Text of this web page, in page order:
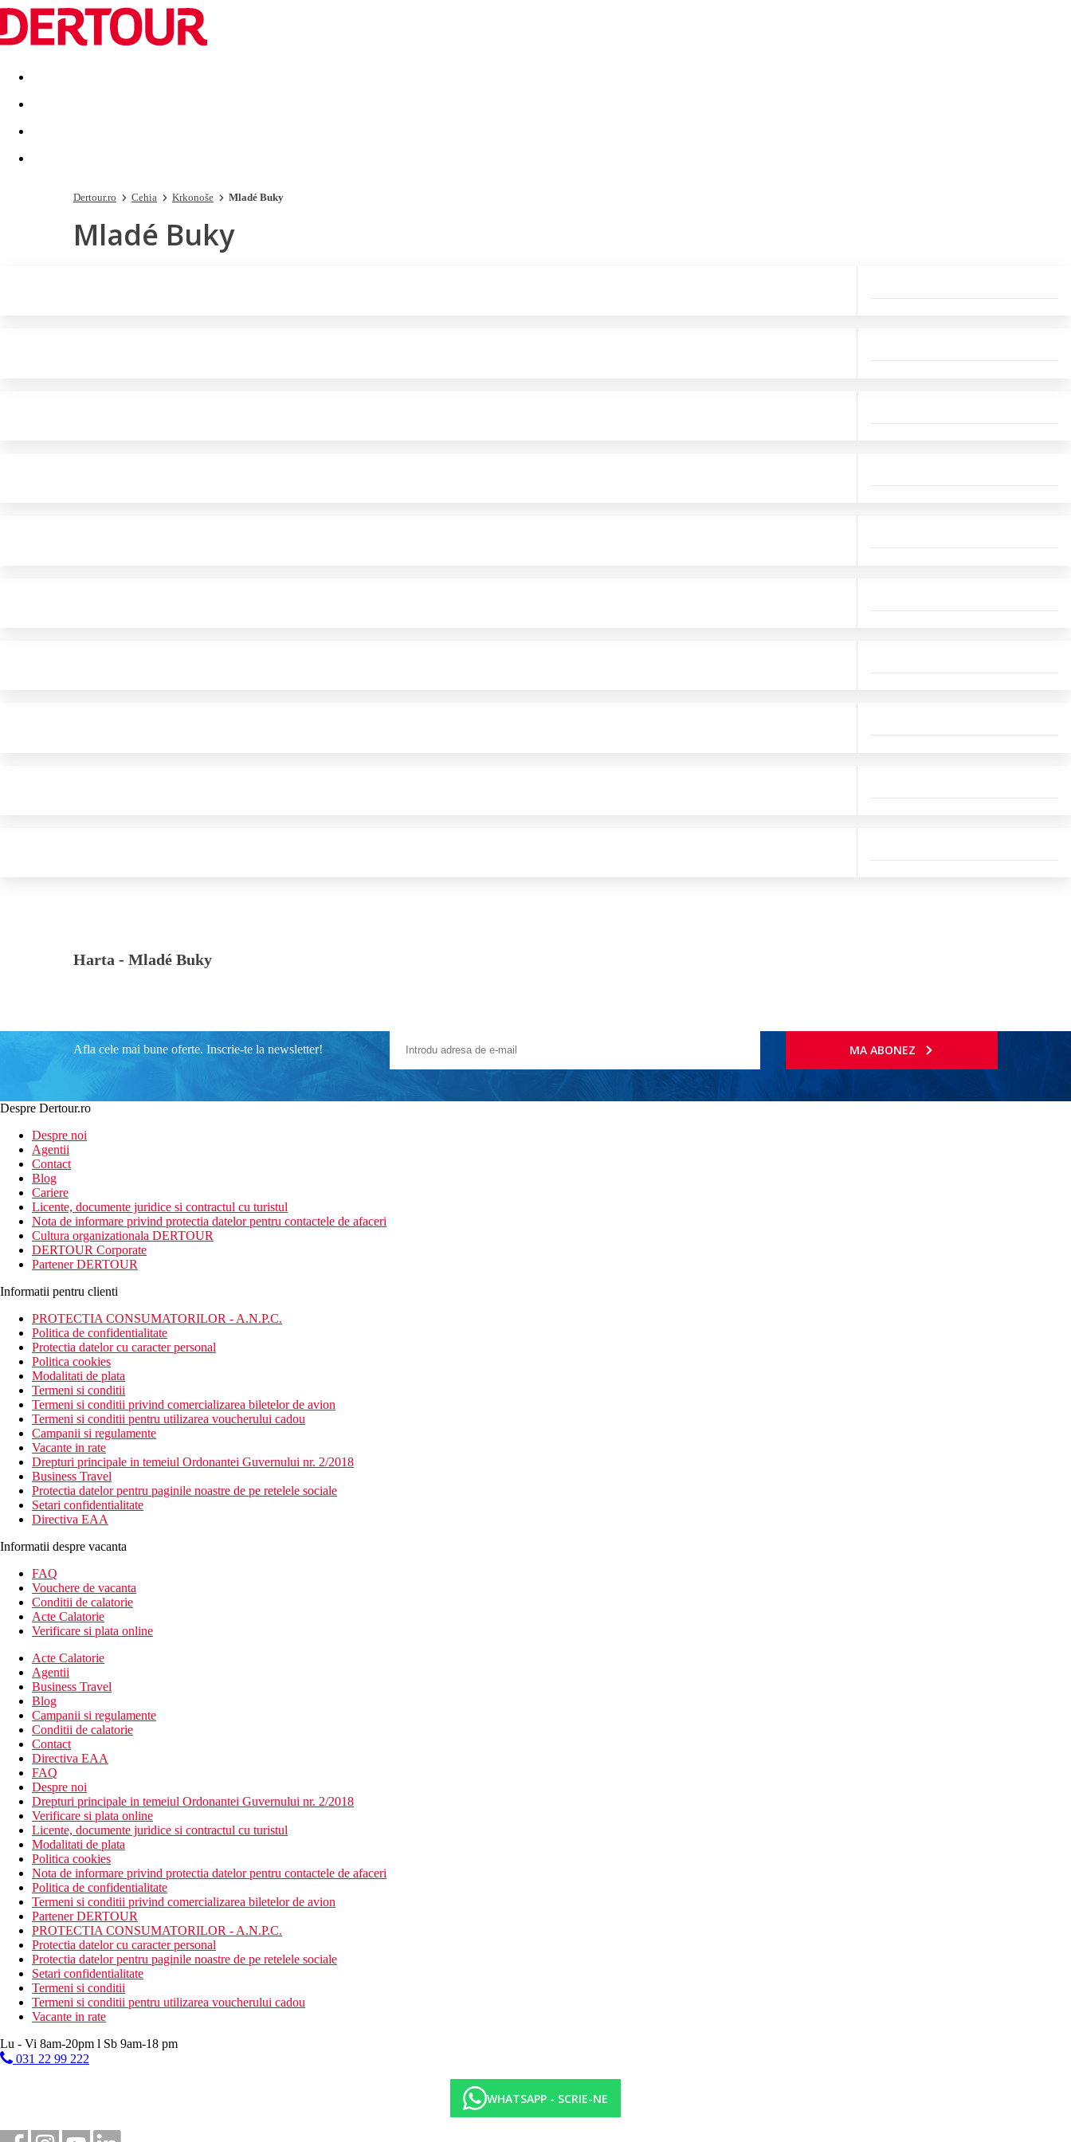
Destinatii Vacanta perfecta OFERTE DE NERATAT
Dertour.ro Cehia Krkonoše Mladé Buky
Mladé Buky
Harta - Mladé Buky
Afla cele mai bune oferte. Inscrie-te la newsletter! MA ABONEZ
Despre Dertour.ro
Despre noi
Agentii
Contact
Blog
Cariere
Licente, documente juridice si contractul cu turistul
Nota de informare privind protectia datelor pentru contactele de afaceri
Cultura organizationala DERTOUR
DERTOUR Corporate
Partener DERTOUR
Informatii pentru clienti
PROTECTIA CONSUMATORILOR - A.N.P.C.
Politica de confidentialitate
Protectia datelor cu caracter personal
Politica cookies
Modalitati de plata
Termeni si conditii
Termeni si conditii privind comercializarea biletelor de avion
Termeni si conditii pentru utilizarea voucherului cadou
Campanii si regulamente
Vacante in rate
Drepturi principale in temeiul Ordonantei Guvernului nr. 2/2018
Business Travel
Protectia datelor pentru paginile noastre de pe retelele sociale
Setari confidentialitate
Directiva EAA
Informatii despre vacanta
FAQ
Vouchere de vacanta
Conditii de calatorie
Acte Calatorie
Verificare si plata online
Acte Calatorie
Agentii
Business Travel
Blog
Campanii si regulamente
Conditii de calatorie
Contact
Directiva EAA
FAQ
Despre noi
Drepturi principale in temeiul Ordonantei Guvernului nr. 2/2018
Verificare si plata online
Licente, documente juridice si contractul cu turistul
Modalitati de plata
Politica cookies
Nota de informare privind protectia datelor pentru contactele de afaceri
Politica de confidentialitate
Termeni si conditii privind comercializarea biletelor de avion
Partener DERTOUR
PROTECTIA CONSUMATORILOR - A.N.P.C.
Protectia datelor cu caracter personal
Protectia datelor pentru paginile noastre de pe retelele sociale
Setari confidentialitate
Termeni si conditii
Termeni si conditii pentru utilizarea voucherului cadou
Vacante in rate
Lu - Vi 8am-20pm l Sb 9am-18 pm
031 22 99 222
WHATSAPP - SCRIE-NE